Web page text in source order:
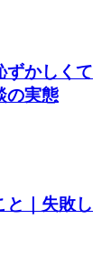
ずかしくて
の実態
と｜失敗し